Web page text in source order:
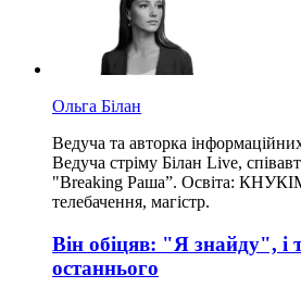
Ольга Білан
Ведуча та авторка
Ведуча стріму Білан Live,
"Breaking Раша”. Освіта:
телебачення, магістр.
Він обіцяв: "Я знайду", і
останнього